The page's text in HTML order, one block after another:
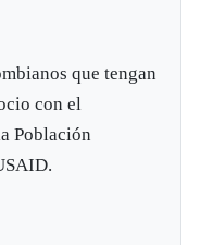
que tengan
con el
Población